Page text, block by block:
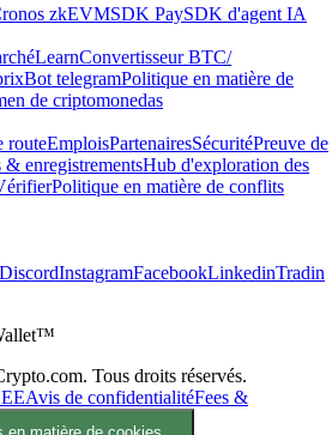
zkEVMSDK PaySDK d'agent IA
LearnConvertisseur BTC/
Bot telegramPolitique en matière de
de criptomonedas
routeEmploisPartenairesSécuritéPreuve de
& enregistrementsHub d'exploration des
Politique en matière de conflits
DiscordInstagramFacebookLinkedinTradin
Tous droits réservés.
Avis de confidentialitéFees &